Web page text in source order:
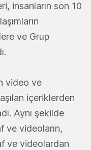
insanların son 10
ve Grup
video ve
içeriklerden
Aynı şekilde
ve videoların,
ve videolardan